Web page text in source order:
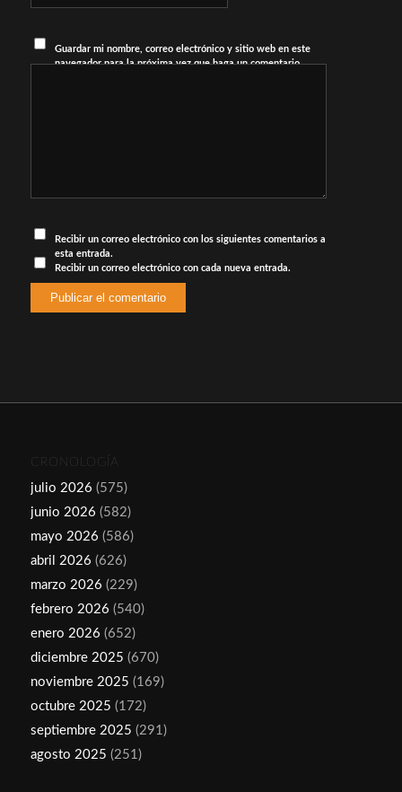
Guardar mi nombre, correo electrónico y sitio web en este
navegador para la próxima vez que haga un comentario.
Recibir un correo electrónico con los siguientes comentarios a
esta entrada.
Recibir un correo electrónico con cada nueva entrada.
CRONOLOGÍA
julio 2026 (575)
junio 2026 (582)
mayo 2026 (586)
abril 2026 (626)
marzo 2026 (229)
febrero 2026 (540)
enero 2026 (652)
diciembre 2025 (670)
noviembre 2025 (169)
octubre 2025 (172)
septiembre 2025 (291)
agosto 2025 (251)